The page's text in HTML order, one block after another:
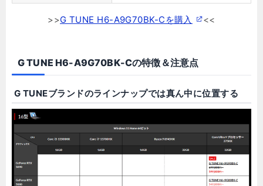
>>G TUNE H6-A9G70BK-Cを購入 <<
G TUNE H6-A9G70BK-Cの特徴＆注意点
G TUNEブランドのラインナップでは真ん中に位置する